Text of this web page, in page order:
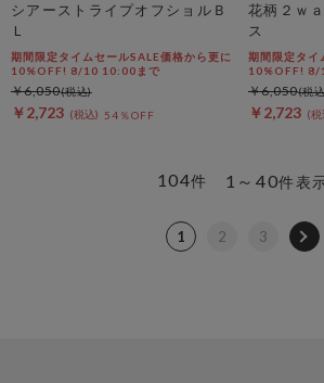
シアーストライプオフショルＢ
Ｌ
期間限定タイムセールSALE価格から更に
10%OFF! 8/10 10:00まで
￥2,723 54％OFF
￥6,050
花柄２ｗ
ス
期間限定タイ
10%OFF! 8/
￥2,723
￥6,050
1～40件表
104件
1 2 3